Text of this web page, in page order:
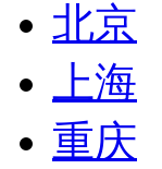
北京
上海
重庆